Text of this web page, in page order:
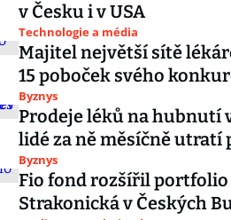
v Česku i v USA
Technologie a média
Majitel největší sítě
15 poboček svého
Byznys
Prodeje léků na hubnutí
lidé za ně měsíčně utratí
Byznys
Fio fond rozšířil
Strakonická v Českých